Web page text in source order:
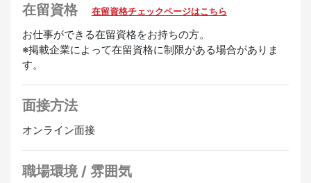
歓迎
未経験OK 中国語スピーカー歓迎 英語スピーカー歓迎
経験者優遇
迎 タガログ語スピーカー歓迎
在留資格 在留資格チェックページはこちら
お仕事ができる在留資格をお持ちの方。
※掲載企業によって在留資格に制限がある場合がありま
す。
面接方法
オンライン面接
職場環境 / 雰囲気